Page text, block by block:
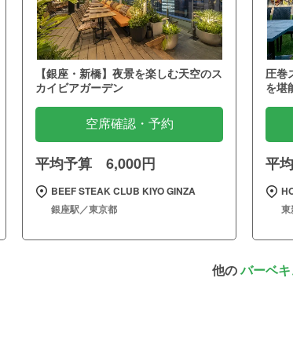
【銀座・新橋】夜景を楽しむ天空のス
カイビアガーデン
空席確認・予約
平均予算 6,000円
BEEF STEAK CLUB KIYO GINZA
銀座駅／東京都
圧巻
を堪
平
東
他のバーベ